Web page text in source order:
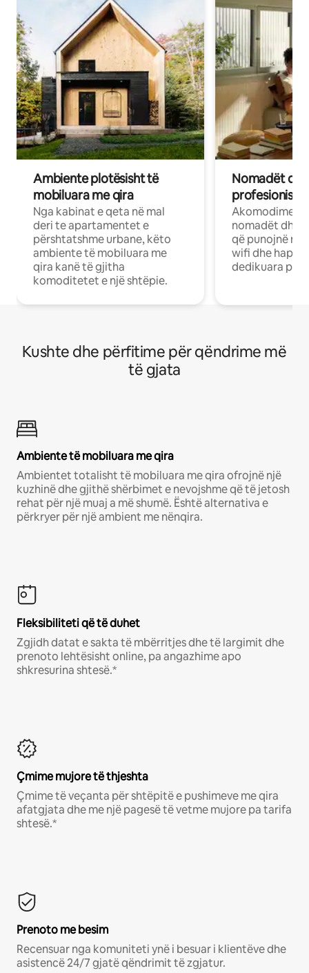
Ambiente plotësisht të
mobiluara me qira
Nga kabinat e qeta në mal
deri te apartamentet e
përshtatshme urbane, këto
ambiente të mobiluara me
qira kanë të gjitha
komoditetet e një shtëpie.
Nomadët
Akomodime
nomadët dhe
që punojnë në
wifi dhe
dedikuara
Kushte dhe përfitime për qëndrime më
të gjata
Ambiente të mobiluara me qira
Ambientet totalisht të mobiluara me qira ofrojnë një
kuzhinë dhe gjithë shërbimet e nevojshme që të jetosh
rehat për një muaj a më shumë. Është alternativa e
përkryer për një ambient me nënqira.
Fleksibiliteti që të duhet
Zgjidh datat e sakta të mbërritjes dhe të largimit dhe
prenoto lehtësisht online, pa angazhime apo
shkresurina shtesë.*
Çmime mujore të thjeshta
Çmime të veçanta për shtëpitë e pushimeve me qira
afatgjata dhe me një pagesë të vetme mujore pa tarifa
shtesë.*
Prenoto me besim
Recensuar nga komuniteti ynë i besuar i klientëve dhe
asistencë 24/7 gjatë qëndrimit të zgjatur.